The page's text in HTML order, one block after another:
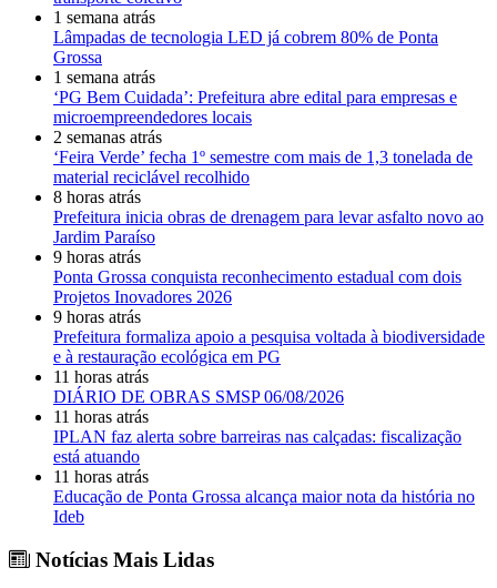
1 semana atrás
Lâmpadas de tecnologia LED já cobrem 80% de Ponta
Grossa
1 semana atrás
‘PG Bem Cuidada’: Prefeitura abre edital para empresas e
microempreendedores locais
2 semanas atrás
‘Feira Verde’ fecha 1º semestre com mais de 1,3 tonelada de
material reciclável recolhido
8 horas atrás
Prefeitura inicia obras de drenagem para levar asfalto novo ao
Jardim Paraíso
9 horas atrás
Ponta Grossa conquista reconhecimento estadual com dois
Projetos Inovadores 2026
9 horas atrás
Prefeitura formaliza apoio a pesquisa voltada à biodiversidade
e à restauração ecológica em PG
11 horas atrás
DIÁRIO DE OBRAS SMSP 06/08/2026
11 horas atrás
IPLAN faz alerta sobre barreiras nas calçadas: fiscalização
está atuando
11 horas atrás
Educação de Ponta Grossa alcança maior nota da história no
Ideb
Notícias Mais Lidas